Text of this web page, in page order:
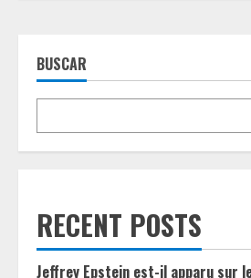
BUSCAR
RECENT POSTS
Jeffrey Epstein est-il apparu sur